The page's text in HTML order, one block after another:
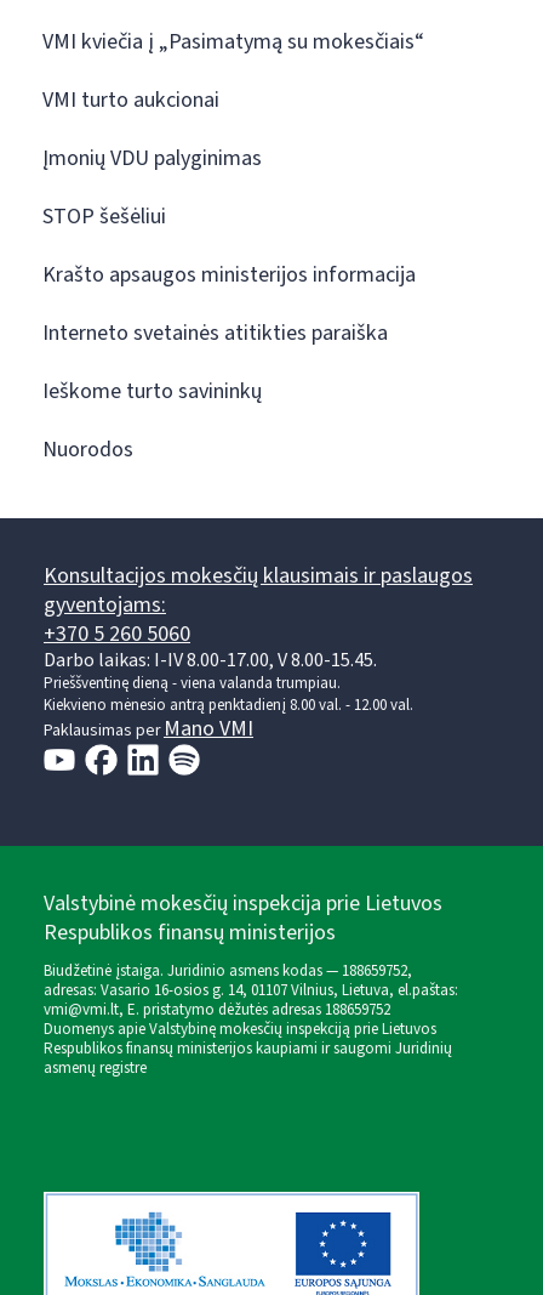
VMI kviečia į „Pasimatymą su mokesčiais“
VMI turto aukcionai
Įmonių VDU palyginimas
STOP šešėliui
Krašto apsaugos ministerijos informacija
Interneto svetainės atitikties paraiška
Ieškome turto savininkų
Nuorodos
Konsultacijos mokesčių klausimais ir paslaugos
gyventojams:
+370 5 260 5060
Darbo laikas: I-IV 8.00-17.00, V 8.00-15.45.
Prieššventinę dieną - viena valanda trumpiau.
Kiekvieno mėnesio antrą penktadienį 8.00 val. - 12.00 val.
Paklausimas perMano VMI
Valstybinė mokesčių inspekcija prie Lietuvos
Respublikos finansų ministerijos
Biudžetinė įstaiga. Juridinio asmens kodas — 188659752,
adresas: Vasario 16-osios g. 14, 01107 Vilnius, Lietuva, el.paštas:
vmi@vmi.lt, E. pristatymo dėžutės adresas 188659752
Duomenys apie Valstybinę mokesčių inspekciją prie Lietuvos
Respublikos finansų ministerijos kaupiami ir saugomi Juridinių
asmenų registre